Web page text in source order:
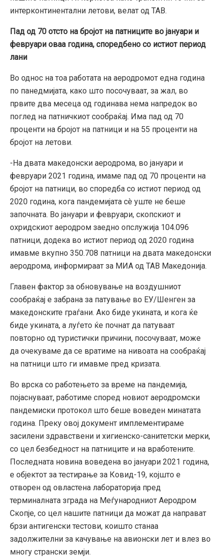
интерконтинентални летови, велат од ТАВ.
Пад од 70 отсто на бројот на патниците во јануари и
февруари оваа година, споредбено со истиот период
лани
Во однос на тоа работата на аеродромот една година
по панедмијата, како што посочуваат, за жал, во
првите два месеца од годинава нема напредок во
поглед на патничкиот сообраќај. Има пад од 70
проценти на бројот на патници и на 55 проценти на
бројот на летови.
-На двата македонски аеродрома, во јануари и
февруари 2021 година, имаме пад од 70 проценти на
бројот на патници, во споредба со истиот период од
2020 година, кога пандемијата сè уште не беше
започната. Во јануари и февруари, скопскиот и
охридскиот аеродром заедно опслужија 104.096
патници, додека во истиот период од 2020 година
имавме вкупно 350.708 патници на двата македонски
аеродрома, информираат за МИА од ТАВ Македонија.
Главен фактор за обновување на воздушниот
сообраќај е забрана за патување во ЕУ/Шенген за
македонските граѓани. Ако биде укината, и кога ќе
биде укината, а луѓето ќе почнат да патуваат
повторно од туристички причини, посочуваат, може
да очекуваме да се вратиме на нивоата на сообраќај
на патници што ги имавме пред кризата.
Во врска со работењето за време на пандемија,
појаснуваат, работиме според новиот аеродромски
пандемиски протокол што беше воведен минатата
година. Преку овој документ имплементираме
засилени здравствени и хигиенско-санитетски мерки,
со цел безбедност на патниците и на вработените.
Последната новина воведена во јануари 2021 година,
е објектот за тестирање за Ковид-19, којшто е
отворен од овластена лабораторија пред
терминалната зграда на Меѓународниот Аеродром
Скопје, со цел нашите патници да можат да направат
брзи антигенски тестови, коишто станаа
задолжителни за качување на авионски лет и влез во
многу странски земји.